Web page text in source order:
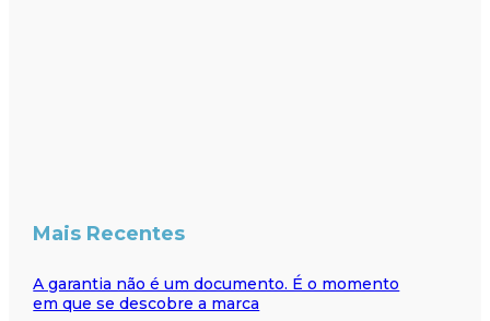
Mais Recentes
A garantia não é um documento. É o momento
em que se descobre a marca